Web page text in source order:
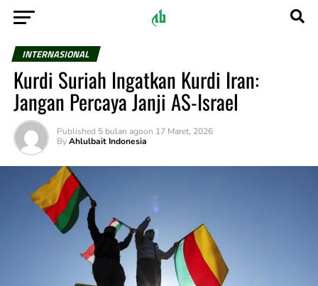
INTERNASIONAL
Kurdi Suriah Ingatkan Kurdi Iran:
Jangan Percaya Janji AS-Israel
Published 5 bulan agoon 17 Maret, 2026
By Ahlulbait Indonesia